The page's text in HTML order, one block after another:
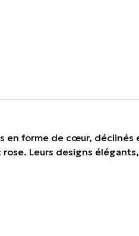
en forme de cœur, déclinés
Leurs designs